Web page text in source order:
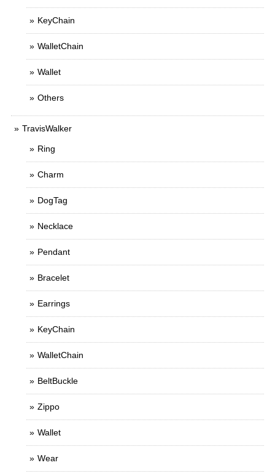
KeyChain
WalletChain
Wallet
Others
TravisWalker
Ring
Charm
DogTag
Necklace
Pendant
Bracelet
Earrings
KeyChain
WalletChain
BeltBuckle
Zippo
Wallet
Wear